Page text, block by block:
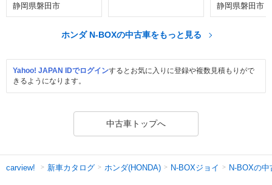
静岡県磐田市 静岡県磐田市
ホンダ N-BOXの中古車をもっと見る
Yahoo! JAPAN IDでログインするとお気に入りに登録や複数見積もりがで
きるようになります。
中古車トップへ
carview! 新車カタログ ホンダ(HONDA) N-BOXジョイ N-BOXの中